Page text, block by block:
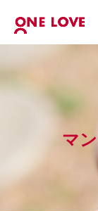
マ